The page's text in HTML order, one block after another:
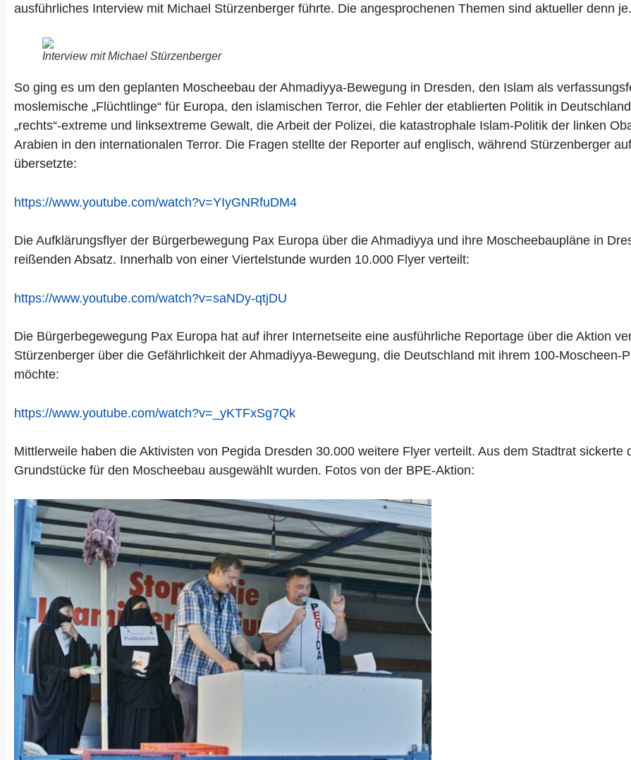
ausführliches Interview mit Michael Stürzenberger führte. Die angesprochenen Themen sind aktueller denn je.
Interview mit Michael Stürzenberger
So ging es um den geplanten Moscheebau der Ahmadiyya-Bewegung in Dresden, den Islam als
moslemische „Flüchtlinge“ für Europa, den islamischen Terror, die Fehler der etablierten Politik in
„rechts“-extreme und linksextreme Gewalt, die Arbeit der Polizei, die katastrophale Islam-Politik der linken
Arabien in den internationalen Terror. Die Fragen stellte der Reporter auf englisch, während Stürzenberger
übersetzte:
https://www.youtube.com/watch?v=YIyGNRfuDM4
Die Aufklärungsflyer der Bürgerbewegung Pax Europa über die Ahmadiyya und ihre Moscheebaupläne in
reißenden Absatz. Innerhalb von einer Viertelstunde wurden 10.000 Flyer verteilt:
https://www.youtube.com/watch?v=saNDy-qtjDU
Die Bürgerbegewegung Pax Europa hat auf ihrer Internetseite eine ausführliche Reportage über die Aktion
Stürzenberger über die Gefährlichkeit der Ahmadiyya-Bewegung, die Deutschland mit ihrem 100-
möchte:
https://www.youtube.com/watch?v=_yKTFxSg7Qk
Mittlerweile haben die Aktivisten von Pegida Dresden 30.000 weitere Flyer verteilt. Aus dem Stadtrat
Grundstücke für den Moscheebau ausgewählt wurden. Fotos von der BPE-Aktion: